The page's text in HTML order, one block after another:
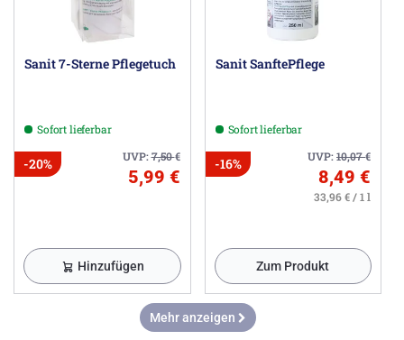
Sanit 7-Sterne Pflegetuch
Sofort lieferbar
UVP:7,50€
-20%
5,99 €
Hinzufügen
Sanit SanftePflege
Sofort lieferbar
UVP:10,07€
-16%
8,49 €
33,96 € / 1 l
Zum Produkt
Mehr anzeigen